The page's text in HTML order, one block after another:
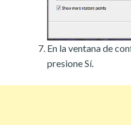
En la ventana de
presione Sí.